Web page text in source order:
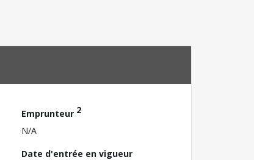
Emprunteur 2
N/A
Date d'entrée en vigueur